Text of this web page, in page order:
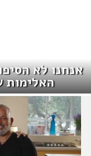
אנחנו לא
האלימות